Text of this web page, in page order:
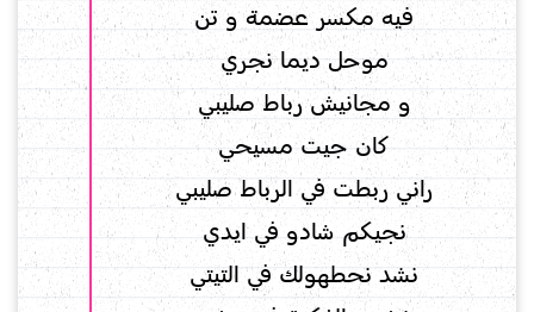
فيه مكسر عضمة و تن
موحل ديما نجري
و مجانيش رباط صليبي
كان جيت مسيحي
راني ربطت في الرباط صليبي
نجيكم شادو في ايدي
نشد نحطهولك في التيتي